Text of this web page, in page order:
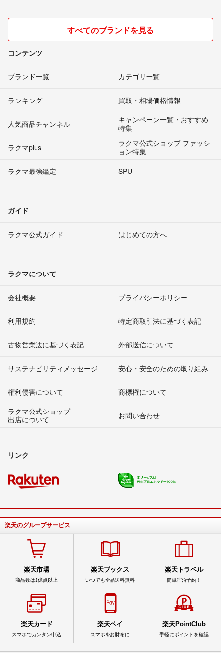
すべてのブランドを見る
コンテンツ
ブランド一覧 カテゴリ一覧
ランキング 買取・相場価格情報
人気商品チャンネル
キャンペーン一覧・おすすめ
特集
ラクマplus
ラクマ公式ショップ ファッシ
ョン特集
ラクマ最強鑑定
SPU
ガイド
ラクマ公式ガイド はじめての方へ
ラクマについて
会社概要 プライバシーポリシー
利用規約 特定商取引法に基づく表記
古物営業法に基づく表記 外部送信について
サステナビリティメッセージ 安心・安全のための取り組み
権利侵害について
商標権について
ラクマ公式ショップ
出店について
お問い合わせ
リンク
楽天のグループサービス
楽天市場
商品数は1億点以上
楽天ブックス
いつでも全品送料無料
楽天トラベル
簡単宿泊予約！
楽天カード
スマホでカンタン申込
楽天ペイ
スマホをお財布に
楽天PointClub
手軽にポイントを確認